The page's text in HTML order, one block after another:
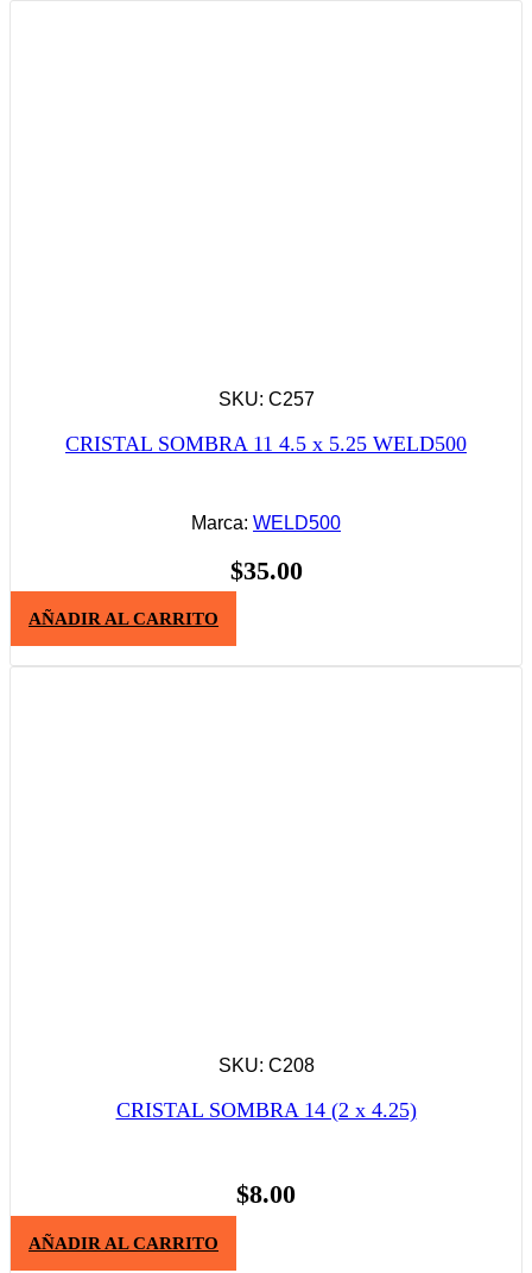
SKU: C257
CRISTAL SOMBRA 11 4.5 x 5.25 WELD500
Marca: WELD500
$35.00
AÑADIR AL CARRITO
SKU: C208
CRISTAL SOMBRA 14 (2 x 4.25)
$8.00
AÑADIR AL CARRITO